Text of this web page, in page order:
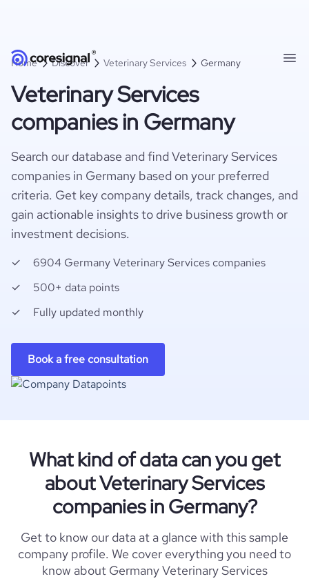
Home Discover Veterinary Services Germany
Veterinary Services
companies in Germany
Search our database and find Veterinary Services
companies in Germany based on your preferred
criteria. Get key company details, track changes, and
gain actionable insights to drive business growth or
investment decisions.
6904 Germany Veterinary Services companies
500+ data points
Fully updated monthly
Book a free consultation
What kind of data can you get
about Veterinary Services
companies in Germany?
Get to know our data at a glance with this sample
company profile. We cover everything you need to
know about Germany Veterinary Services